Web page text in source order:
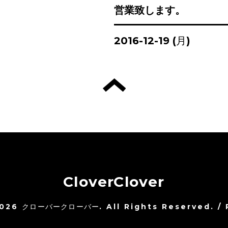
営業致します。
2016-12-19 (月)
CloverClover
クローバークローバー. All Rights Reserved. /